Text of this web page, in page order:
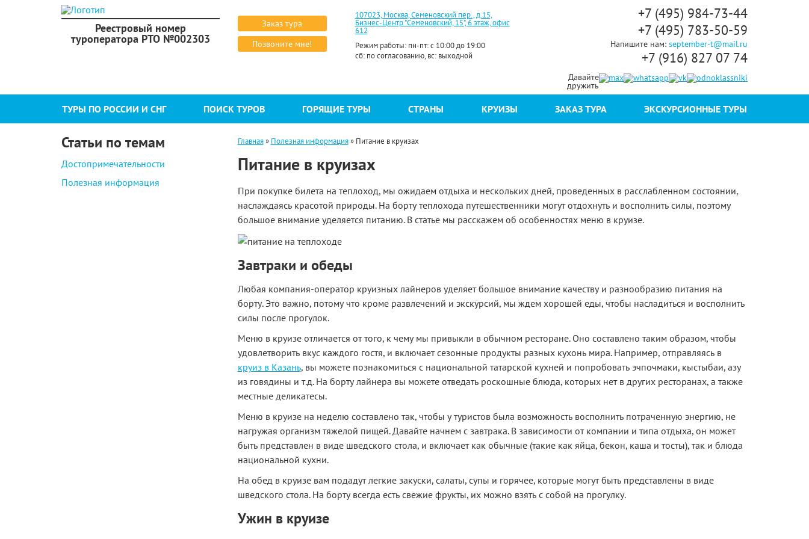
Реестровый номер
туроператора РТО №002303
Заказ тура
Позвоните мне!
107023, Москва, Семеновский пер., д.15,
Бизнес-Центр "Семеновский, 15", 6 этаж, офис
612
Режим работы: пн-пт: с 10:00 до 19:00
сб: по согласованию, вс: выходной
+7 (495) 984-73-44
+7 (495) 783-50-59
Напишите нам: september-t@mail.ru
+7 (916) 827 07 74
Давайте
дружить
ТУРЫ ПО РОССИИ И СНГ ПОИСК ТУРОВ ГОРЯЩИЕ ТУРЫ СТРАНЫ КРУИЗЫ ЗАКАЗ ТУРА ЭКСКУРСИОННЫЕ ТУРЫ
Статьи по темам
Достопримечательности
Полезная информация
Главная» Полезная информация» Питание в круизах
Питание в круизах
При покупке билета на теплоход, мы ожидаем отдыха и нескольких дней, проведенных в расслабленном состоянии,
наслаждаясь красотой природы. На борту теплохода путешественники могут отдохнуть и восполнить силы, поэтому
большое внимание уделяется питанию. В статье мы расскажем об особенностях меню в круизе.
Завтраки и обеды
Любая компания-оператор круизных лайнеров уделяет большое внимание качеству и разнообразию питания на
борту. Это важно, потому что кроме развлечений и экскурсий, мы ждем хорошей еды, чтобы насладиться и восполнить
силы после прогулок.
Меню в круизе отличается от того, к чему мы привыкли в обычном ресторане. Оно составлено таким образом, чтобы
удовлетворить вкус каждого гостя, и включает сезонные продукты разных кухонь мира. Например, отправляясь в
круиз в Казань, вы можете познакомиться с национальной татарской кухней и попробовать эчпочмаки, кыстыбаи, азу
из говядины и т.д. На борту лайнера вы можете отведать роскошные блюда, которых нет в других ресторанах, а также
местные деликатесы.
Меню в круизе на неделю составлено так, чтобы у туристов была возможность восполнить потраченную энергию, не
нагружая организм тяжелой пищей. Давайте начнем с завтрака. В зависимости от компании и типа отдыха, он может
быть представлен в виде шведского стола, и включает как обычные (такие как яйца, бекон, каша и тосты), так и блюда
национальной кухни.
На обед в круизе вам подадут легкие закуски, салаты, супы и горячее, которые могут быть представлены в виде
шведского стола. На борту всегда есть свежие фрукты, их можно взять с собой на прогулку.
Ужин в круизе